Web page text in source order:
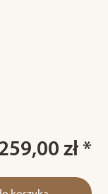
zł *